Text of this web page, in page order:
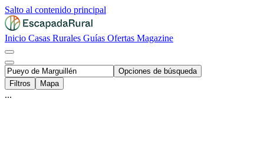
Salto al contenido principal
Inicio Casas Rurales Guías Ofertas Magazine
Opciones de búsqueda
Filtros
Mapa
...